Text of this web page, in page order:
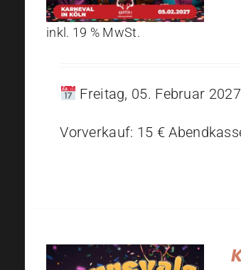
inkl. 19 % MwSt.
Freitag, 05. Februar 2027
Vorverkauf: 15 €